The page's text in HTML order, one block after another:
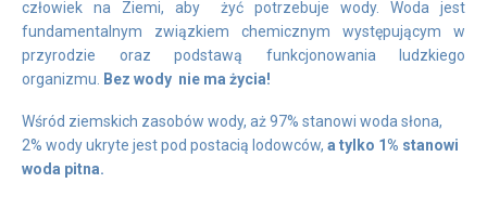
człowiek na Ziemi, aby żyć potrzebuje wody. Woda jest
fundamentalnym związkiem chemicznym występującym w
przyrodzie oraz podstawą funkcjonowania ludzkiego
organizmu. Bez wody nie ma życia!
Wśród ziemskich zasobów wody, aż 97% stanowi woda słona,
2% wody ukryte jest pod postacią lodowców, a tylko 1% stanowi
woda pitna.